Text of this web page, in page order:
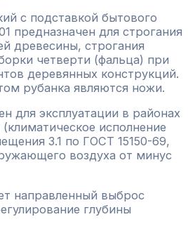
с подставкой бытового
предназначен для строгания
древесины, строгания
четверти (фальца) при
деревянных конструкций.
рубанка являются ножи.
для эксплуатации в районах
исполнение
3.1 по ГОСТ 15150-69,
воздуха от минус
направленный выброс
глубины